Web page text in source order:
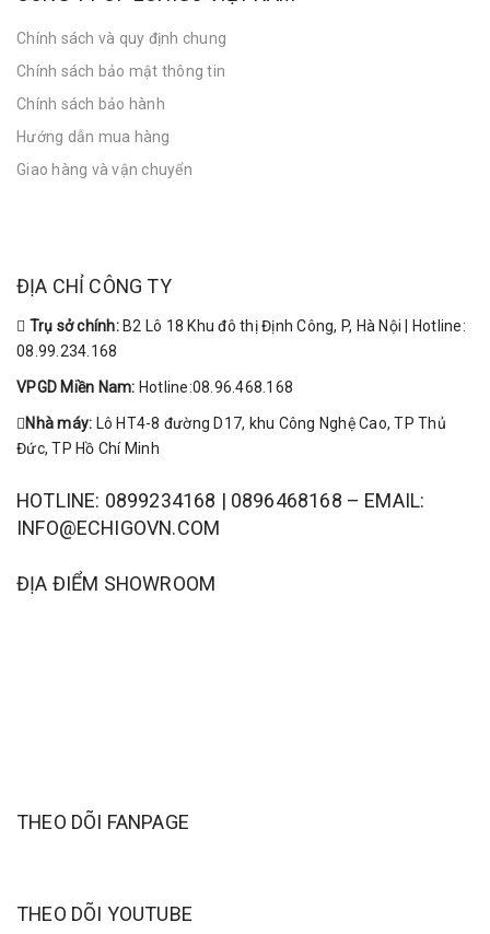
Chính sách và quy định chung
Chính sách bảo mật thông tin
Chính sách bảo hành
Hướng dẫn mua hàng
Giao hàng và vận chuyển
ĐỊA CHỈ CÔNG TY
Trụ sở chính:B2 Lô 18 Khu đô thị Định Công, P, Hà Nội | Hotline:
08.99.234.168
VPGD Miền Nam: Hotline:08.96.468.168
Nhà máy: Lô HT4-8 đường D17, khu Công Nghệ Cao, TP Thủ
Đức, TP Hồ Chí Minh
HOTLINE: 0899234168 | 0896468168 – EMAIL:
INFO@ECHIGOVN.COM
ĐỊA ĐIỂM SHOWROOM
THEO DÕI FANPAGE
THEO DÕI YOUTUBE